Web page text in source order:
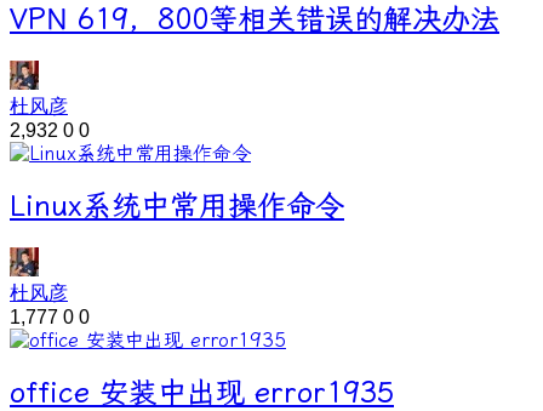
VPN 619，800等相关错误的解决办法
杜风彦
2,932 0 0
Linux系统中常用操作命令
杜风彦
1,777 0 0
office 安装中出现 error1935